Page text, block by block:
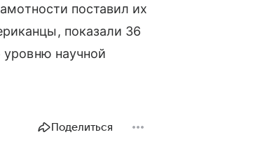
поставил их
показали 36
уровню научной
Поделиться